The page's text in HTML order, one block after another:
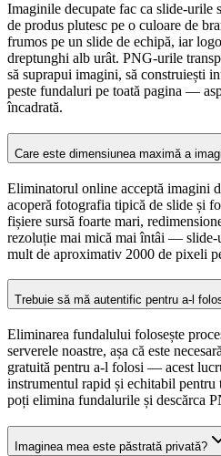
Imaginile decupate fac ca slide-urile
de produs plutesc pe o culoare de
frumos pe un slide de echipă, iar
dreptunghi alb urât. PNG-urile
să suprapui imagini, să construiești
peste fundaluri pe toată pagina —
încadrată.
Care este dimensiunea maximă a
Eliminatorul online acceptă imagini
acoperă fotografia tipică de slide și
fișiere sursă foarte mari,
rezoluție mai mică mai întâi — slide-
mult de aproximativ 2000 de pixeli
Trebuie să mă autentific pentru a-l
Eliminarea fundalului folosește
serverele noastre, așa că este
gratuită pentru a-l folosi — acest
instrumentul rapid și echitabil pentru
poți elimina fundalurile și descărca
Imaginea mea este păstrată privată?